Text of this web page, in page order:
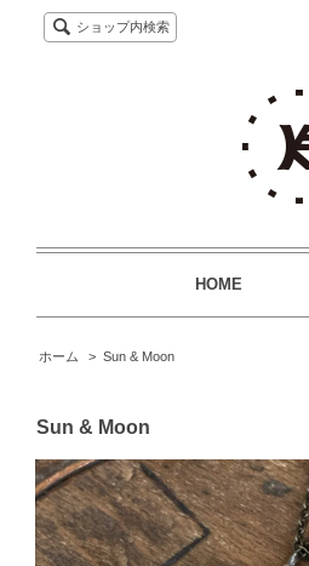
ショップ内検索
HOME
ホーム > Sun & Moon
Sun & Moon